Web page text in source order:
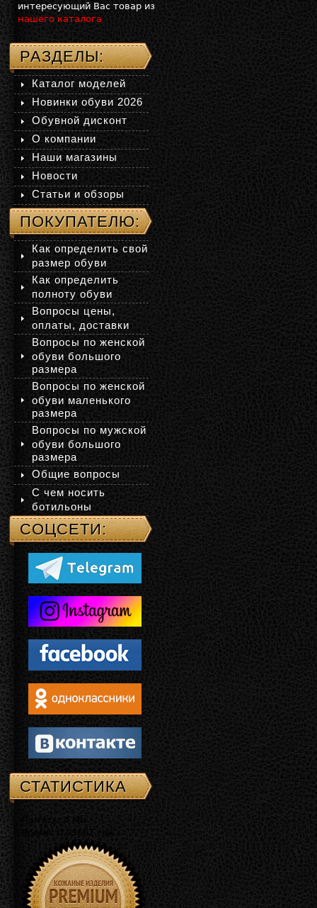
интересующий Вас товар из
нашего каталога
РАЗДЕЛЫ:
Каталог моделей
Новинки обуви 2026
Обувной дисконт
О компании
Наши магазины
Новости
Статьи и обзоры
ПОКУПАТЕЛЮ:
Как определить свой
размер обуви
Как определить
полноту обуви
Вопросы цены,
оплаты, доставки
Вопросы по женской
обуви большого
размера
Вопросы по женской
обуви маленького
размера
Вопросы по мужской
обуви большого
размера
Общие вопросы
С чем носить
ботильоны
СОЦСЕТИ:
СТАТИСТИКА
Память: 4 Mb
Время: 0.03667 сек.